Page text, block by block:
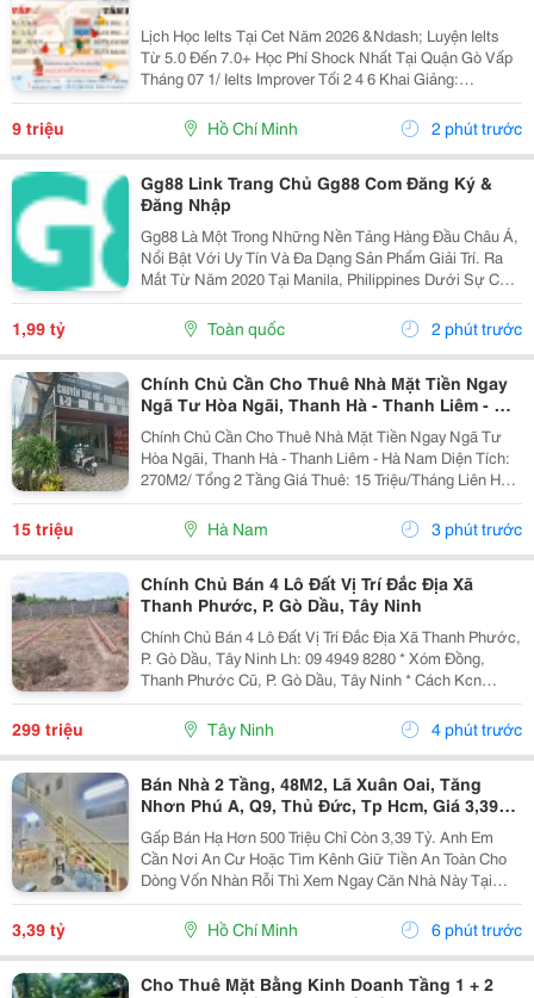
Lịch Học Ielts Tại Cet Năm 2026 &Ndash; Luyện Ielts
Từ 5.0 Đến 7.0+ Học Phí Shock Nhất Tại Quận Gò Vấp
Tháng 07 1/ Ielts Improver Tối 2 4 6 Khai Giảng:
13/07/2026 Khung Giờ: 18:00 Đến 21:00 Học Phí Ưu Đãi
5% Khi Đăng Ký 2/ Ielts...
9 triệu Hồ Chí Minh 2 phút trước
Gg88 Link Trang Chủ Gg88 Com Đăng Ký &
Đăng Nhập
Gg88 Là Một Trong Những Nền Tảng Hàng Đầu Châu Á,
Nổi Bật Với Uy Tín Và Đa Dạng Sản Phẩm Giải Trí. Ra
Mắt Từ Năm 2020 Tại Manila, Philippines Dưới Sự Cấp
Phép Của Pagcor, Gg88 Đã Thu Hút Hơn 5,2 Triệu
Người Dùng Tại Việt Nam Và Mở Rộng Sang Thái
1,99 tỷ Toàn quốc 2 phút trước
Chính Chủ Cần Cho Thuê Nhà Mặt Tiền Ngay
Ngã Tư Hòa Ngãi, Thanh Hà - Thanh Liêm - Hà
Nam
Chính Chủ Cần Cho Thuê Nhà Mặt Tiền Ngay Ngã Tư
Hòa Ngãi, Thanh Hà - Thanh Liêm - Hà Nam Diện Tích:
270M2/ Tổng 2 Tầng Giá Thuê: 15 Triệu/Tháng Liên Hệ
Sđt: 0916019713 Chính Chủ - Vị Trí: Ngã Tư Hòa Ngãi,
Cách Kcn Thanh Liêm 1Km, Cách Bệnh Viện...
15 triệu Hà Nam 3 phút trước
Chính Chủ Bán 4 Lô Đất Vị Trí Đắc Địa Xã
Thanh Phước, P. Gò Dầu, Tây Ninh
Chính Chủ Bán 4 Lô Đất Vị Trí Đắc Địa Xã Thanh Phước,
P. Gò Dầu, Tây Ninh Lh: 09 4949 8280 * Xóm Đồng,
Thanh Phước Cũ, P. Gò Dầu, Tây Ninh * Cách Kcn
Phước Đông: 3 Km, Đường Nhựa. * Giá: 299 Triệu/Lô
(Đồng Giá) * Diện Tích Sử Dụng : 100M2(5...
299 triệu Tây Ninh 4 phút trước
Bán Nhà 2 Tầng, 48M2, Lã Xuân Oai, Tăng
Nhơn Phú A, Q9, Thủ Đức, Tp Hcm, Giá 3,39
Tỷ.
Gấp Bán Hạ Hơn 500 Triệu Chỉ Còn 3,39 Tỷ. Anh Em
Cần Nơi An Cư Hoặc Tìm Kênh Giữ Tiền An Toàn Cho
Dòng Vốn Nhàn Rỗi Thì Xem Ngay Căn Nhà Này Tại
Đường Lã Xuân Oai, Phường Tăng Nhơn Phú A, Quận
9. Tp Hcm. Diện Tích Đất 48M2, Kích Thước 3.7M X...
3,39 tỷ Hồ Chí Minh 6 phút trước
Cho Thuê Mặt Bằng Kinh Doanh Tầng 1 + 2